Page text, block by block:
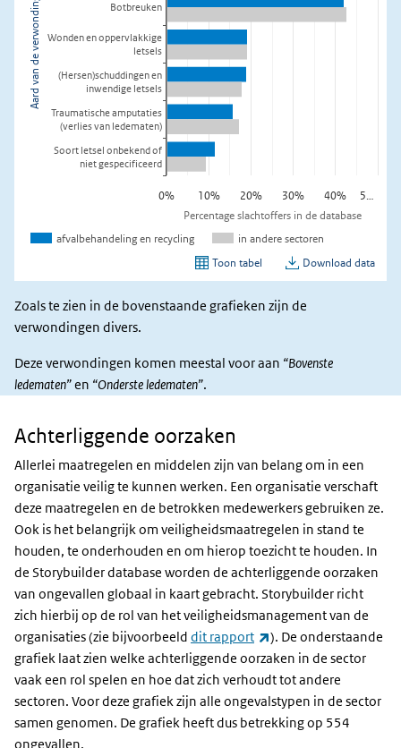
Zoals te zien in de bovenstaande grafieken zijn de
verwondingen divers.
Deze verwondingen komen meestal voor aan “Bovenste
ledematen”en “Onderste ledematen”.
Achterliggende
oorzaken
Achterliggende oorzaken
Allerlei maatregelen en middelen zijn van belang om in een
organisatie veilig te kunnen werken. Een organisatie verschaft
deze maatregelen en de betrokken medewerkers gebruiken ze.
Ook is het belangrijk om veiligheidsmaatregelen in stand te
houden, te onderhouden en om hierop toezicht te houden. In
de Storybuilder database worden de achterliggende oorzaken
van ongevallen globaal in kaart gebracht. Storybuilder richt
zich hierbij op de rol van het veiligheidsmanagement van de
organisaties (zie bijvoorbeeld dit rapport (link is external)
). De onderstaande
grafiek laat zien welke achterliggende oorzaken in de sector
vaak een rol spelen en hoe dat zich verhoudt tot andere
sectoren. Voor deze grafiek zijn alle ongevalstypen in de sector
samen genomen. De grafiek heeft dus betrekking op 554
ongevallen.